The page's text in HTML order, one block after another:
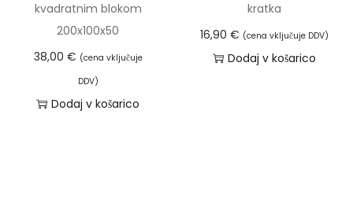
kvadratnim blokom
200x100x50
38,00 € (cena vključuje
DDV)
Dodaj v košarico
kratka
16,90€ (cena vključuje DDV)
Dodaj v košarico